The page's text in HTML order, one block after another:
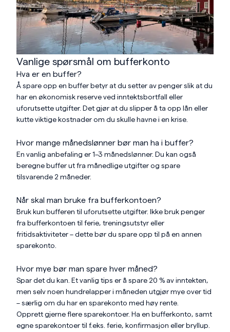
Vanlige spørsmål om bufferkonto
Hva er en buffer?
Å spare opp en buffer betyr at du setter av penger slik at du
har en økonomisk reserve ved inntektsbortfall eller
uforutsette utgifter. Det gjør at du slipper å ta opp lån eller
kutte viktige kostnader om du skulle havne i en krise.
Hvor mange månedslønner bør man ha i buffer?
En vanlig anbefaling er 1–3 månedslønner. Du kan også
beregne buffer ut fra månedlige utgifter og spare
tilsvarende 2 måneder.
Når skal man bruke fra bufferkontoen?
Bruk kun bufferen til uforutsette utgifter. Ikke bruk penger
fra bufferkontoen til ferie, treningsutstyr eller
fritidsaktiviteter – dette bør du spare opp til på en annen
sparekonto.
Hvor mye bør man spare hver måned?
Spar det du kan. Et vanlig tips er å spare 20 % av inntekten,
men selv noen hundrelapper i måneden utgjør mye over tid
– særlig om du har en sparekonto med høy rente.
Opprett gjerne flere sparekontoer. Ha en bufferkonto, samt
egne sparekontoer til f.eks. ferie, konfirmasjon eller bryllup.